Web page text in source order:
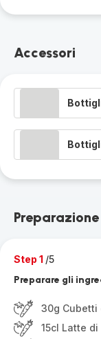
Accessori
Preparazione
Step 1 /5
Preparare gli
30g Cubetti
15cl Latte